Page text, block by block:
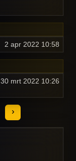
2 apr 2022 10:58
30 mrt 2022 10:26